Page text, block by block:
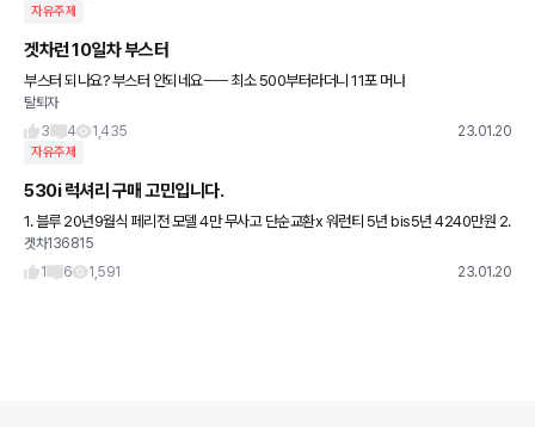
자유주제
겟차런 10일차 부스터
부스터 되나요? 부스터 안되네요ㅡㅡ 최소 500부터라더니 11포 머냐
탈퇴자
3
4 1,435 23.01.20
자유주제
530i 럭셔리 구매 고민입니다.
1. 블루 20년9월식 페리전 모델 4만 무사고 단순교환x 워런티 5년 bis5년 4240만원 2.
겟차136815
1
6 1,591 23.01.20